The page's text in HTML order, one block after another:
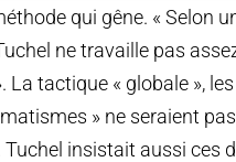
qui gêne. « Selon
ne travaille pas
La tactique « globale »,
» ne seraient
insistait aussi ces